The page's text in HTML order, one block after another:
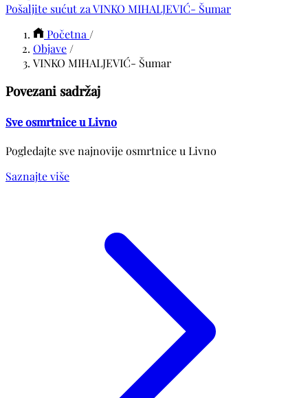
Pošaljite sućut za VINKO MIHALJEVIĆ- Šumar
Početna /
Objave /
VINKO MIHALJEVIĆ- Šumar
Povezani sadržaj
Sve osmrtnice u Livno
Pogledajte sve najnovije osmrtnice u Livno
Saznajte više